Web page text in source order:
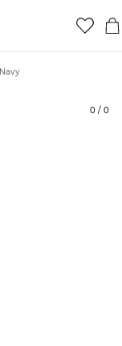
0 / 0